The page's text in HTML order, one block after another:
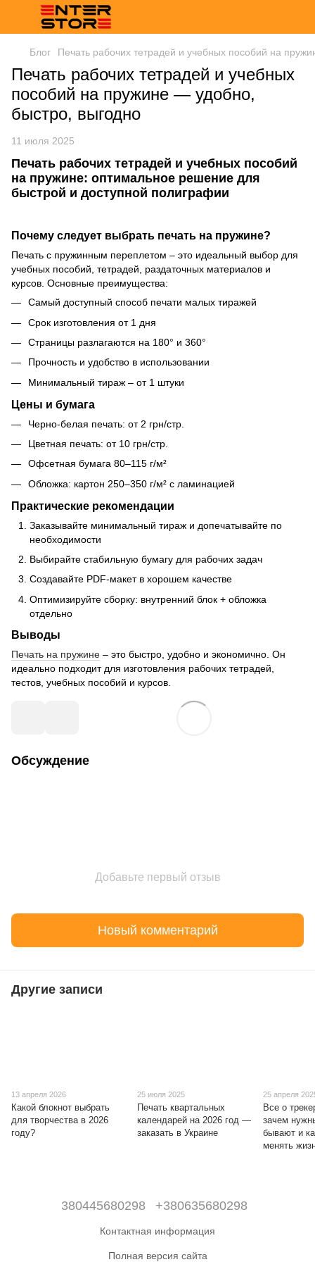
Блог Печать рабочих тетрадей и учебных пособий на
Печать рабочих тетрадей и учебных
пособий на пружине — удобно,
быстро, выгодно
11 июля 2025
Печать рабочих тетрадей и учебных пособий
на пружине: оптимальное решение для
быстрой и доступной полиграфии
Почему следует выбрать печать на пружине?
Печать с пружинным переплетом – это идеальный выбор для
учебных пособий, тетрадей, раздаточных материалов и
курсов. Основные преимущества:
Самый доступный способ печати малых тиражей
Срок изготовления от 1 дня
Страницы разлагаются на 180° и 360°
Прочность и удобство в использовании
Минимальный тираж – от 1 штуки
Цены и бумага
Черно-белая печать: от 2 грн/стр.
Цветная печать: от 10 грн/стр.
Офсетная бумага 80–115 г/м²
Обложка: картон 250–350 г/м² с ламинацией
Практические рекомендации
Заказывайте минимальный тираж и допечатывайте по
необходимости
Выбирайте стабильную бумагу для рабочих задач
Создавайте PDF-макет в хорошем качестве
Оптимизируйте сборку: внутренний блок + обложка
отдельно
Выводы
Печать на пружине – это быстро, удобно и экономично. Он
идеально подходит для изготовления рабочих тетрадей,
тестов, учебных пособий и курсов.
Обсуждение
Добавьте первый отзыв
Новый комментарий
Другие записи
13 апреля 2026
Какой блокнот выбрать
для творчества в 2026
году?
25 июля 2025
Печать квартальных
календарей на 2026 год —
заказать в Украине
25 апреля
Все о
зачем
бывают и
менять
380445680298 +380635680298
Контактная информация
Полная версия сайта